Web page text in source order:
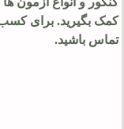
کمک بگیرید. برای
تماس باشید.